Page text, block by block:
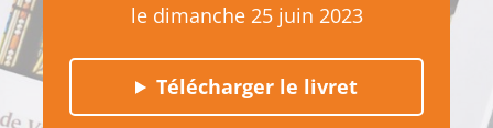
le dimanche 25 juin 2023
Télécharger le livret